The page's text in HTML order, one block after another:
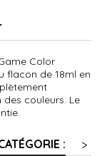
Color
flacon de 18ml en
couleurs. Le
:
>